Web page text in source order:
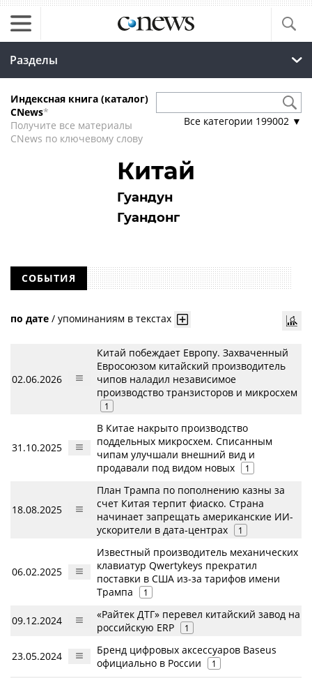
Разделы
Индексная книга (каталог)
CNews*
Получите все материалы
CNews по ключевому слову
Все категории 199002 ▼
Китай
Гуандун
Гуандонг
СОБЫТИЯ
по дате / упоминаниям в текстах
02.06.2026
Китай побеждает Европу. Захваченный
Евросоюзом китайский производитель
чипов наладил независимое
производство транзисторов и микросхем
1
31.10.2025
В Китае накрыто производство
поддельных микросхем. Списанным
чипам улучшали внешний вид и
продавали под видом новых
1
18.08.2025
План Трампа по пополнению казны за
счет Китая терпит фиаско. Страна
начинает запрещать американские ИИ-
ускорители в дата-центрах
1
06.02.2025
Известный производитель механических
клавиатур Qwertykeys прекратил
поставки в США из-за тарифов имени
Трампа
1
09.12.2024
«Райтек ДТГ» перевел китайский завод на
российскую ERP
1
23.05.2024
Бренд цифровых аксессуаров Baseus
официально в России
1